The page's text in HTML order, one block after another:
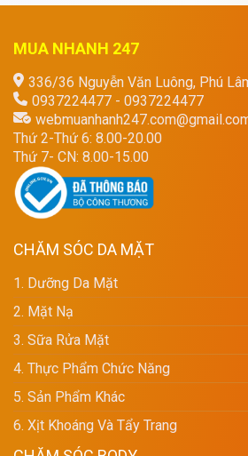
MUA NHANH 247
336/36 Nguyễn Văn Luông, Phú
0937224477 - 0937224477
Thứ 2-Thứ 6: 8.00-20.00
Thứ 7- CN: 8.00-15.00
CHĂM SÓC DA MẶT
1. Dưỡng Da Mặt
2. Mặt Nạ
3. Sữa Rửa Mặt
4. Thực Phẩm Chức Năng
5. Sản Phẩm Khác
6. Xịt Khoáng Và Tẩy Trang